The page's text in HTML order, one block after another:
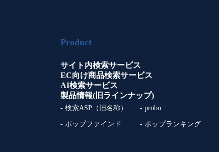
Product
サイト内検索サービス
EC向け商品検索サービス
AI検索サービス
製品情報(旧ラインナップ)
- 検索ASP（旧名称） - probo
- ポップファインド - ポップランキング